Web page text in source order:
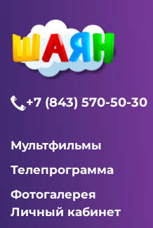
+7 (843) 570-50-30
Мультфильмы
Телепрограмма
Фотогалерея
Личный кабинет